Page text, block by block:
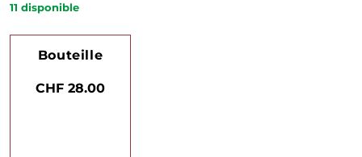
11 disponible
Bouteille
CHF 28.00